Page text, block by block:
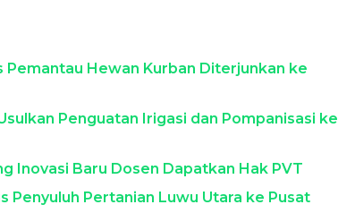
Hewan Kurban Diterjunkan ke
Penguatan Irigasi dan Pompanisasi ke
Inovasi Baru Dosen Dapatkan Hak PVT
Penyuluh Pertanian Luwu Utara ke Pusat